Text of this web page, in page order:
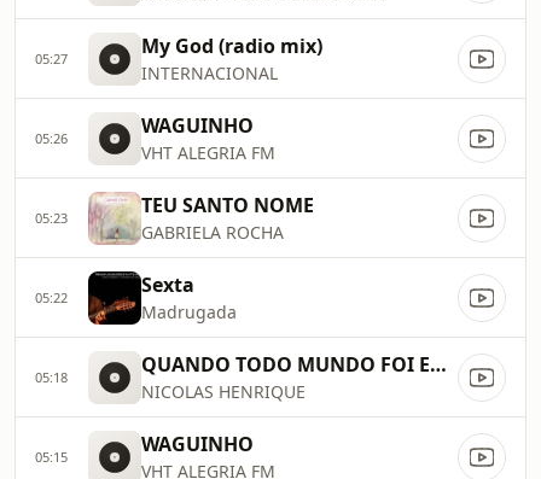
05:27 My God (radio mix)
INTERNACIONAL
05:26 WAGUINHO
VHT ALEGRIA FM
05:23 TEU SANTO NOME
GABRIELA ROCHA
05:22 Sexta
Madrugada
05:18 QUANDO TODO MUNDO FOI EMBORA DEUS FICOU
NICOLAS HENRIQUE
05:15 WAGUINHO
VHT ALEGRIA FM